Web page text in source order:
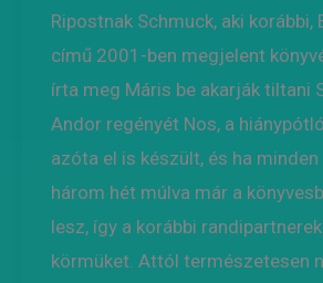
Ripostnak Schmuck, aki korábbi,
című 2001-ben megjelent
írta meg Máris be akarják tiltani
Andor regényét Nos, a
azóta el is készült, és ha
három hét múlva már a
lesz, így a korábbi
körmüket. Attól természetesen